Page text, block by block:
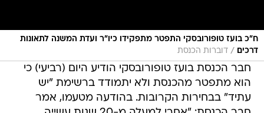
ח"כ בועז טופורובסקי התפטר מתפקידו כיו"ר ועדת המשנה לתאונות
דרכים
/ דוברות הכנסת
חבר הכנסת בועז טופורובסקי הודיע היום (רביעי) כי
הוא מתפטר מהכנסת ולא יתמודד ברשימת "יש
עתיד" בבחירות הקרובות. בהודעה מטעמו, אמר